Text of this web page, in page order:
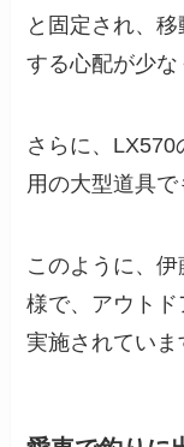
と固定され、
する心配が少な
さらに、LX570
用の大型道具で
このように、
様で、アウト
実施されていま